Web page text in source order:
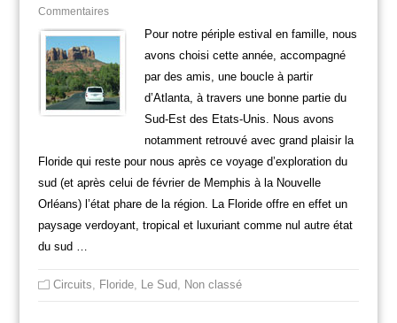
Commentaires
Pour notre périple estival en famille, nous
avons choisi cette année, accompagné
par des amis, une boucle à partir
d’Atlanta, à travers une bonne partie du
Sud-Est des Etats-Unis. Nous avons
notamment retrouvé avec grand plaisir la
Floride qui reste pour nous après ce voyage d’exploration du
sud (et après celui de février de Memphis à la Nouvelle
Orléans) l’état phare de la région. La Floride offre en effet un
paysage verdoyant, tropical et luxuriant comme nul autre état
du sud …
Circuits Floride, Le Sud Non classé